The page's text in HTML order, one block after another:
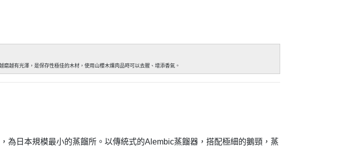
越有光澤，是保存性極佳的木材，使用山櫻木燻肉品時可以去腥、增添香氣。
為日本規模最小的蒸餾所。以傳統式的Alembic蒸餾器，搭配極細的鵝頸，蒸